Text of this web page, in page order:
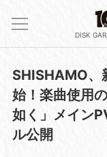
DISK
SHISHAMO、
始！楽曲使用
如く」メイン
ル公開